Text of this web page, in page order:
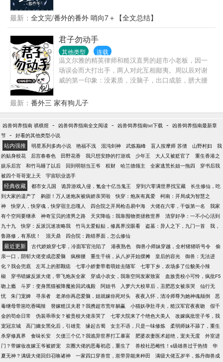
奇奇怪怪的。戴着墨镜的瞎子做出了出乎意料的事
情。廖星火发现……他在这个队伍里好像有点不安
全。旧版文案：廖星火是个没有过去的人，失去了所
有记忆，据说把他送到医院的女人一出现就要带他去
塔木陀。所有要去塔木陀的人似乎都有许多秘密。但
为什么他也深陷其中……
最新： 全文完/番外的番外 哨向7＋【全文总结】
君子勿动手
其他类型 连载
温文尔雅的精英律师和糙汉直男的超市小老板，因一
场误会而大打出手，两人对此互相鄙夷。周以辰对谢
威的第一印象：没素质，没脑子，出口成脏，膀大腰
狗玩意，装逼犯。打脸后的周以辰：猿臂蜂腰、真诚
敦厚、善良热心，还怪可爱的～打脸后的谢威：长的
于一场误会，相知于一次意外，相爱于一次次相伴。
性格迥然不同、经历大相径庭的两个人，打破命运的
安排，突破常规的配对法则，一步步走向彼此。
最新： 番外三 家有狗儿子
凶兽饲养指南 祺棋煜 - 凶兽饲养指南全文阅读 - 凶兽饲养指南txt下载 - 凶兽饲养指南最新章
节 - 好看的其他类型小说
站内强推 明星系列多肉小说 艳福不浅 混沌剑神 武炼巅峰 盲人按摩师 苏倩 山野村妇
我
的贴身校花
后宫春春色 田野花香 我只想安静的打游戏 少年王 大人又被贬官了
重生香港之
娱乐后宫
和竹马睡了以后 回到明朝当王爷 权财 哈兰德领主 全家逃荒长姐一拖四
穿书后我
被四个哥哥宠上天
宇宙职业选手
经典收藏 都市女儿国 诡异游戏入侵，氪金十亿当鬼王 穿到六零满世界找宝藏
长生修仙，吃
到大家的遗产了
齁甜！万人迷炮灰被病娇亲哭啦 快穿：炮灰有真爱
柯南：开局成为智慧之
神
快穿人，快穿魂，快穿宿主总嘎人 四合院之开局枪击易中海 大佬在六零，干饭第一名
我家
有个空间要继承
神奇宝贝的渣男之路 天灾降临：我靠囤物资拯救世界
清穿好孕：一不小心活到
九十九
快穿：反派沉迷攻略我 竹马太爱贴贴，修真界没眼看 盗墓：异人之下，九门一首
我，
鲁路修，有系统！
混天鼎 四合院：跑错界面，怎么修仙
最近更新 古代娇娘穿七零，冷面军官沦陷了 港夜熟色 御兽小师妹穿越，全村猪猪听号令
偷
亲一口，阴郁大佬变成恋爱脑
疯柳腰 重生千禧，从八岁开始摆摊 皇后的容光
御兽：无法进
化？我会兜底
左耳上的那颗痣 七零小娇妻带着萌娃去随军
七零下乡，农场多了位貌美小辣
椒
穿书错嫁反派大佬，带飞炮灰全家 穿成小农女，我靠空间发家致富
血族贵校小可怜，疯批F5
吻上瘾
斗罗：变身黑猫被降魔捡回武魂殿 阿姐书 入梦六大校草后，丑肥恶女被亲哭
仙行无
忧
朱门宠婢 寻亲者 老弟你再恋爱脑，姐就嫁你死对头 夜夜入怀，清冷师尊为她神魂颠倒
恶
毒继母带崽吃香喝辣
替嫁糙汉夫君？我携超市荒年躺赢 小猫妖孕肚寻夫，糙汉军官夜夜吻
假千
金的苟命日常
伪装乖乖女？被贵校大佬亲哭了 七零大院来了个绝色大美人
改嫁疯批世子爷，我
宠冠京城
高门嫡女黑化后，引雄竞 缘起古蜀 女主不语，只是一味修炼
柔弱师妹不舔了，重生
杀穿修真界
食味长安 欠债三个亿？我诡异世界打工暴富 肥婆农妻医术超绝，宠夫无度
外室进
门？带嫁妆改嫁王爷被娇宠
京圈大佬的恶毒初恋，重生了 兽校社恐雌性！s级雄兽过于热情
华
夏无神？满级大佬回归召唤诸神
一家四口穿兽世，崽带异能来种田
满级大佬五岁半，炼丹御兽成